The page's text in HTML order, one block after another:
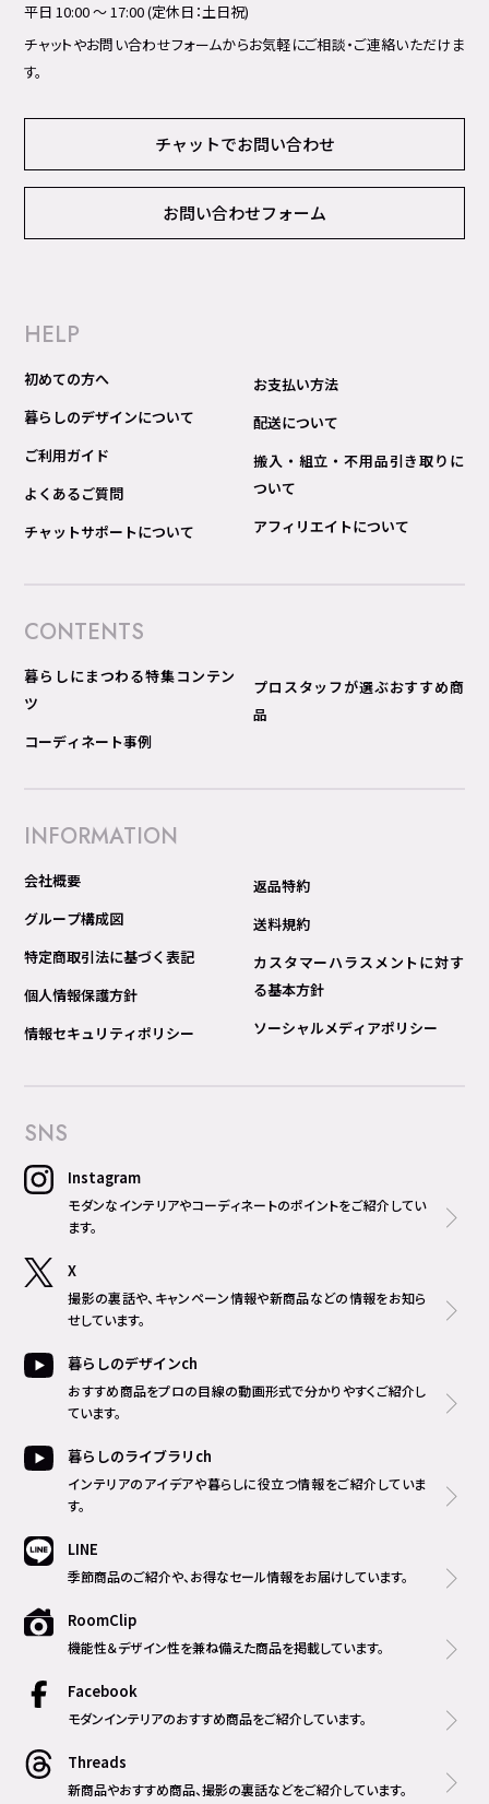
平日 10:00 ～ 17:00 (定休日：土日祝)
チャットやお問い合わせフォームからお気軽にご相談・ご連絡いただけま
す。
チャットでお問い合わせ
お問い合わせフォーム
HELP
初めての方へ
暮らしのデザインについて
ご利用ガイド
よくあるご質問
チャットサポートについて
お支払い方法
配送について
搬入・組立・不用品引き取りに
ついて
アフィリエイトについて
CONTENTS
暮らしにまつわる特集コンテン
ツ
コーディネート事例
プロスタッフが選ぶおすすめ商
品
INFORMATION
会社概要
グループ構成図
特定商取引法に基づく表記
個人情報保護方針
情報セキュリティポリシー
返品特約
送料規約
カスタマーハラスメントに対す
る基本方針
ソーシャルメディアポリシー
SNS
Instagram
モダンなインテリアやコーディネートのポイントをご紹介してい
ます。
X
撮影の裏話や、キャンペーン情報や新商品などの情報をお知ら
せしています。
暮らしのデザインch
おすすめ商品をプロの目線の動画形式で分かりやすくご紹介し
ています。
暮らしのライブラリch
インテリアのアイデアや暮らしに役立つ情報をご紹介していま
す。
LINE
季節商品のご紹介や、お得なセール情報をお届けしています。
RoomClip
機能性＆デザイン性を兼ね備えた商品を掲載しています。
Facebook
モダンインテリアのおすすめ商品をご紹介しています。
Threads
新商品やおすすめ商品、撮影の裏話などをご紹介しています。